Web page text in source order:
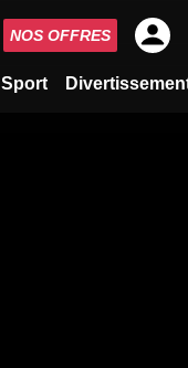
Sport
NOS OFFRES